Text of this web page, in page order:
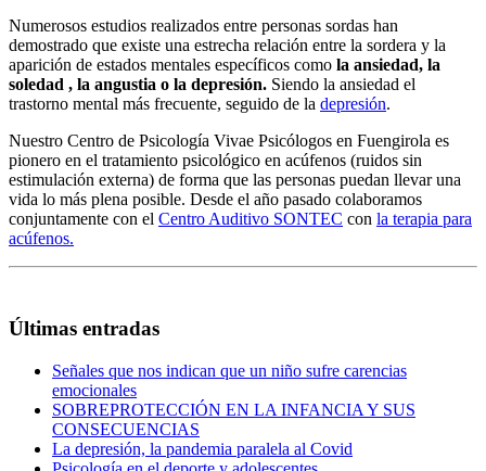
Numerosos estudios realizados entre personas sordas han
demostrado que existe una estrecha relación entre la sordera y la
aparición de estados mentales específicos como la ansiedad, la
soledad , la angustia o la depresión. Siendo la ansiedad el
trastorno mental más frecuente, seguido de la depresión.
Nuestro Centro de Psicología Vivae Psicólogos en Fuengirola es
pionero en el tratamiento psicológico en acúfenos (ruidos sin
estimulación externa) de forma que las personas puedan llevar una
vida lo más plena posible. Desde el año pasado colaboramos
conjuntamente con el Centro Auditivo SONTEC con la terapia para
acúfenos.
Últimas entradas
Señales que nos indican que un niño sufre carencias
emocionales
SOBREPROTECCIÓN EN LA INFANCIA Y SUS
CONSECUENCIAS
La depresión, la pandemia paralela al Covid